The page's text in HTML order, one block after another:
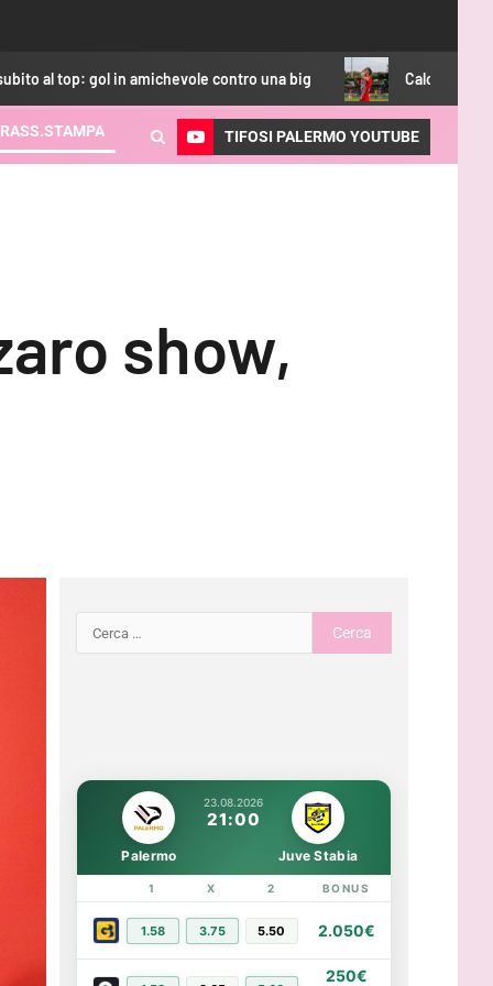
amichevole contro una big Calciomercato Palermo,
RASS.STAMPA TIFOSI PALERMO YOUTUBE
show,
23.08.2026
21:00
Palermo Juve Stabia
1 X 2 BONUS
1.58 3.75 5.50 2.050€
250€